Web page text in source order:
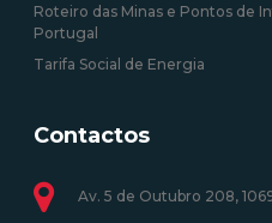
Roteiro das Minas e Pontos de
Portugal
Tarifa Social de Energia
Contactos
Av. 5 de Outubro 208,